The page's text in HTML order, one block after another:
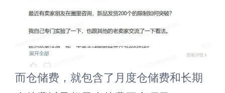
而仓储费，就包含了月度仓储费和长期